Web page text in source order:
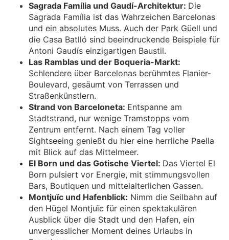
Sagrada Família und Gaudí-Architektur: Die
Sagrada Família ist das Wahrzeichen Barcelonas
und ein absolutes Muss. Auch der Park Güell und
die Casa Batlló sind beeindruckende Beispiele für
Antoni Gaudís einzigartigen Baustil.
Las Ramblas und der Boqueria-Markt:
Schlendere über Barcelonas berühmtes Flanier-
Boulevard, gesäumt von Terrassen und
Straßenkünstlern.
Strand von Barceloneta: Entspanne am
Stadtstrand, nur wenige Tramstopps vom
Zentrum entfernt. Nach einem Tag voller
Sightseeing genießt du hier eine herrliche Paella
mit Blick auf das Mittelmeer.
El Born und das Gotische Viertel: Das Viertel El
Born pulsiert vor Energie, mit stimmungsvollen
Bars, Boutiquen und mittelalterlichen Gassen.
Montjuïc und Hafenblick: Nimm die Seilbahn auf
den Hügel Montjuïc für einen spektakulären
Ausblick über die Stadt und den Hafen, ein
unvergesslicher Moment deines Urlaubs in